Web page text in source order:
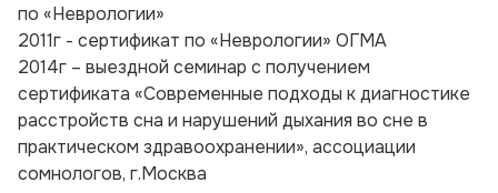
по «Неврологии»
2011г - сертификат по «Неврологии» ОГМА
2014г – выездной семинар с получением
сертификата «Современные подходы к диагностике
расстройств сна и нарушений дыхания во сне в
практическом здравоохранении», ассоциации
сомнологов, г.Москва